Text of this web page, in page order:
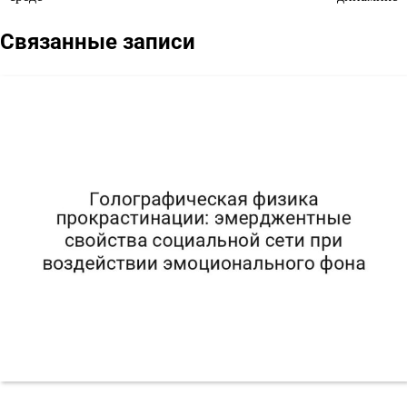
Связанные записи